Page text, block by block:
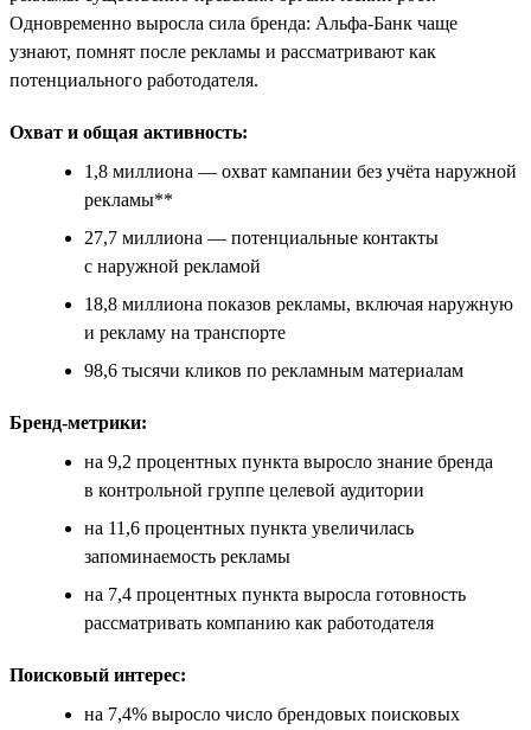
Одновременно выросла сила бренда: Альфа-Банк чаще
узнают, помнят после рекламы и рассматривают как
потенциального работодателя.
Охват и общая активность:
1,8 миллиона — охват кампании без учёта наружной
рекламы**
27,7 миллиона — потенциальные контакты
с наружной рекламой
18,8 миллиона показов рекламы, включая наружную
и рекламу на транспорте
98,6 тысячи кликов по рекламным материалам
Бренд-метрики:
на 9,2 процентных пункта выросло знание бренда
в контрольной группе целевой аудитории
на 11,6 процентных пункта увеличилась
запоминаемость рекламы
на 7,4 процентных пункта выросла готовность
рассматривать компанию как работодателя
Поисковый интерес:
на 7,4% выросло число брендовых поисковых